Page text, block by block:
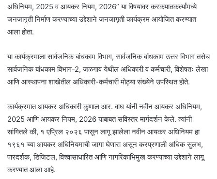
अधिनियम, 2025 व आयकर नियम, 2026” या विषयावर करकपातकर्त्यांमध्ये
जनजागृती निर्माण करण्याच्या उद्देशाने जनजागृती कार्यक्रम आयोजित करण्यात
आला होता.
या कार्यक्रमाला सार्वजनिक बांधकाम विभाग, सार्वजनिक बांधकाम उत्तर विभाग तसेच
सार्वजनिक बांधकाम विभाग-2, जळगाव येथील अधिकारी व कर्मचारी, विशेषतः लेखा
आणि आस्थापना शाखेतील अधिकारी-कर्मचारी मोठ्या संख्येने उपस्थित होते.
कार्यक्रमात आयकर अधिकारी कुणाल आर. वाघ यांनी नवीन आयकर अधिनियम,
2025 आणि आयकर नियम, 2026 याबाबत सविस्तर मार्गदर्शन केले. त्यांनी
सांगितले की, १ एप्रिल २०२६ पासून लागू झालेला नवीन आयकर अधिनियम हा
१९६१ च्या आयकर अधिनियमाची जागा घेणारा असून करप्रणाली अधिक सुलभ,
पारदर्शक, डिजिटल, विश्वासाधारित आणि नागरिकाभिमुख करण्याच्या उद्देशाने लागू
करण्यात आला आहे.